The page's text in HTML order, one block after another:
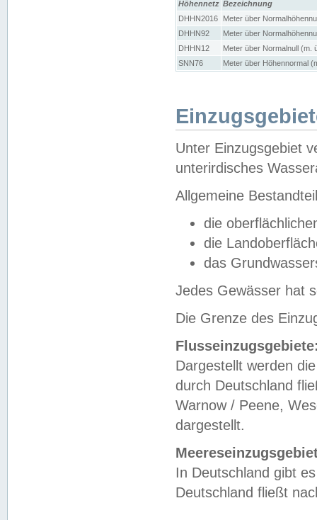
Höhennetz Bezeichnung
DHHN2016
Meter über
DHHN92
Meter über
DHHN12
Meter über Normalnull (m.
SNN76
Meter über Höhennormal
Unter Einzugsgebiet
unterirdisches
Allgemeine
die
die
das
Jedes Gewässer hat
Die Grenze des
Dargestellt werden
durch Deutschland
Warnow / Peene,
dargestellt.
In Deutschland gibt
Deutschland fließt